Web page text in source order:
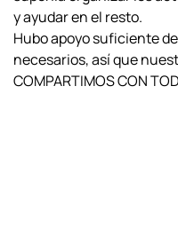
y ayudar en el resto.
Hubo apoyo suficiente
necesarios, así que
COMPARTIMOS CON